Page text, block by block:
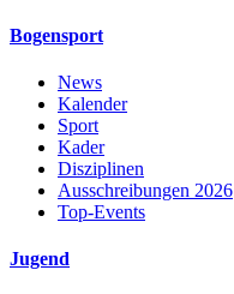
Bogensport
News
Kalender
Sport
Kader
Disziplinen
Ausschreibungen 2026
Top-Events
Jugend